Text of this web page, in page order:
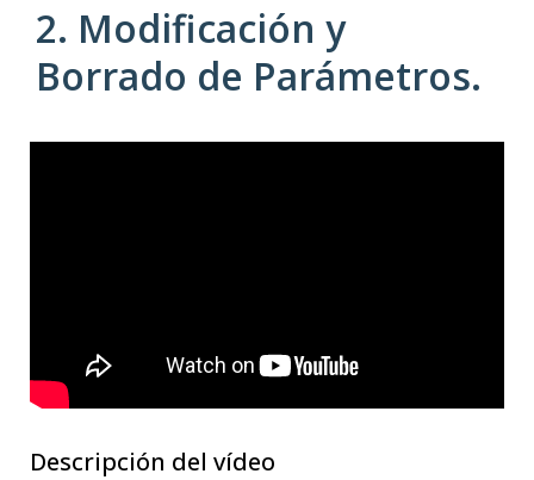
2. Modificación y
Borrado de Parámetros.
Descripción del vídeo